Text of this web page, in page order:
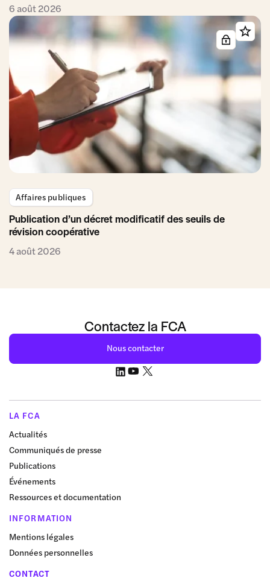
6 août 2026
Affaires publiques
Publication d’un décret modificatif des seuils de
révision coopérative
4 août 2026
Contactez la FCA
Nous contacter
LA FCA
Actualités
Communiqués de presse
Publications
Événements
Ressources et documentation
INFORMATION
Mentions légales
Données personnelles
CONTACT